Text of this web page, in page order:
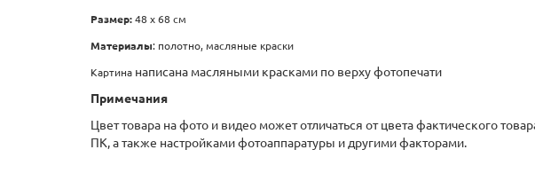
Размер: 48 х 68 см
Материалы: полотно, масляные краски
Картина написана масляными красками по верху фотопечати
Примечания
Цвет товара на фото и видео может отличаться от цвета фактического
ПК, а также настройками фотоаппаратуры и другими факторами.